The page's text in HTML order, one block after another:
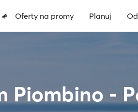
Oferty na promy Planuj
Piombino -